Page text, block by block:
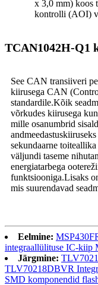
x 3,0 mm) koos
kontrolli (AOI)
TCAN1042H-Q1
See CAN transiiveri
kiirusega CAN
standardile.Kõik
võrkudes kiirusega
mille osanumbrid
sekundaarne
väljundi taseme
energiatarbega
funktsiooniga.Lisaks
mis suurendavad
Eelmine:
integraallülituse IC-kiip
Järgmine:
TLV70218DBVR
SMD komponendid